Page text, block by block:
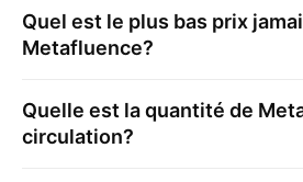
Quel est le plus bas prix
Metafluence?
Quelle est la quantité de
circulation?